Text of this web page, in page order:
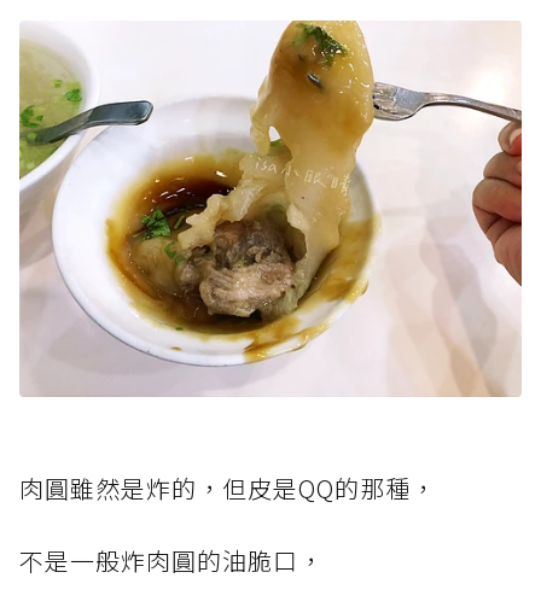
肉圓雖然是炸的，但皮是QQ的那種，
不是一般炸肉圓的油脆口，